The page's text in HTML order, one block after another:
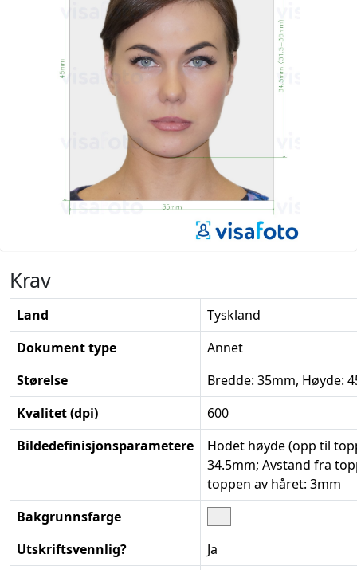
Krav
Land
Tyskland
Dokument type
Annet
Størelse
Bredde: 35mm, Høyde:
Kvalitet (dpi)
600
Bildedefinisjonsparametere
Hodet høyde (opp til
34.5mm; Avstand fra
toppen av håret: 3mm
Bakgrunnsfarge
Utskriftsvennlig?
Ja